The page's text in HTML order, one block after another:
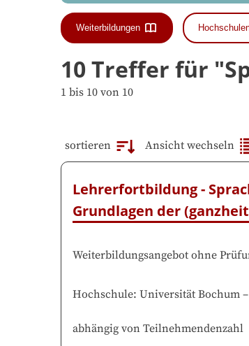
Weiterbildungen
10 Treffer für
1 bis 10 von 10
sortieren Ansicht wechseln
Lehrerfortbildung -
Grundlagen der
Weiterbildungsangebot ohne
Hochschule: Universität Bochum –
abhängig von Teilnehmendenzahl